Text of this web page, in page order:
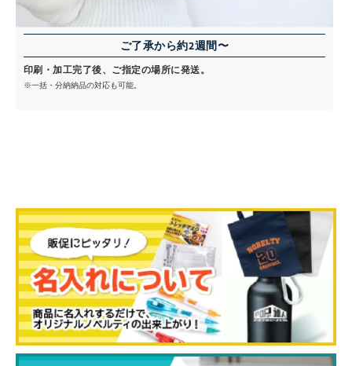
ご了承から約2週間〜
印刷・加工完了後、ご指定の場所に発送。
※一括・分納納品の対応も可能。